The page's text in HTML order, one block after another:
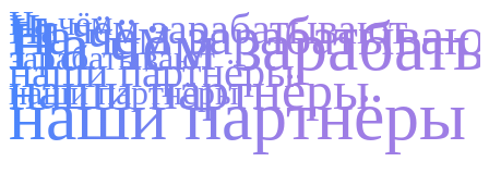
На чём
наши партнёры
На чём
наши партнёры
На чём зарабатывают
наши партнёры
На чём
зарабатывают
наши партнёры